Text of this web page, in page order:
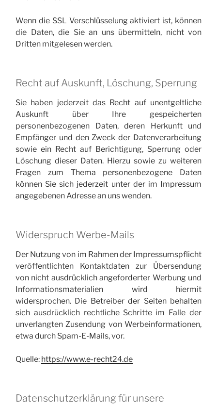
Wenn die SSL Verschlüsselung aktiviert ist, können
die Daten, die Sie an uns übermitteln, nicht von
Dritten mitgelesen werden.
Recht auf Auskunft, Löschung, Sperrung
Sie haben jederzeit das Recht auf unentgeltliche
Auskunft über Ihre gespeicherten
personenbezogenen Daten, deren Herkunft und
Empfänger und den Zweck der Datenverarbeitung
sowie ein Recht auf Berichtigung, Sperrung oder
Löschung dieser Daten. Hierzu sowie zu weiteren
Fragen zum Thema personenbezogene Daten
können Sie sich jederzeit unter der im Impressum
angegebenen Adresse an uns wenden.
Widerspruch Werbe-Mails
Der Nutzung von im Rahmen der Impressumspflicht
veröffentlichten Kontaktdaten zur Übersendung
von nicht ausdrücklich angeforderter Werbung und
Informationsmaterialien wird hiermit
widersprochen. Die Betreiber der Seiten behalten
sich ausdrücklich rechtliche Schritte im Falle der
unverlangten Zusendung von Werbeinformationen,
etwa durch Spam-E-Mails, vor.
Quelle: https://www.e-recht24.de
Datenschutzerklärung für unsere